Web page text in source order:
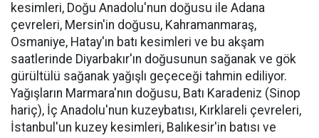
kesimleri, Doğu Anadolu'nun doğusu ile Adana
çevreleri, Mersin'in doğusu, Kahramanmaraş,
Osmaniye, Hatay'ın batı kesimleri ve bu akşam
saatlerinde Diyarbakır'ın doğusunun sağanak ve gök
gürültülü sağanak yağışlı geçeceği tahmin ediliyor.
Yağışların Marmara'nın doğusu, Batı Karadeniz (Sinop
hariç), İç Anadolu'nun kuzeybatısı, Kırklareli çevreleri,
İstanbul'un kuzey kesimleri, Balıkesir'in batısı ve